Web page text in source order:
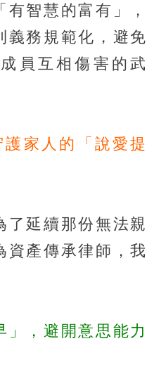
智慧的富有」，
義務規範化，避免
員互相傷害的武
家人的「說愛提
了延續那份無法親
資產傳承律師，我
」，避開意思能力